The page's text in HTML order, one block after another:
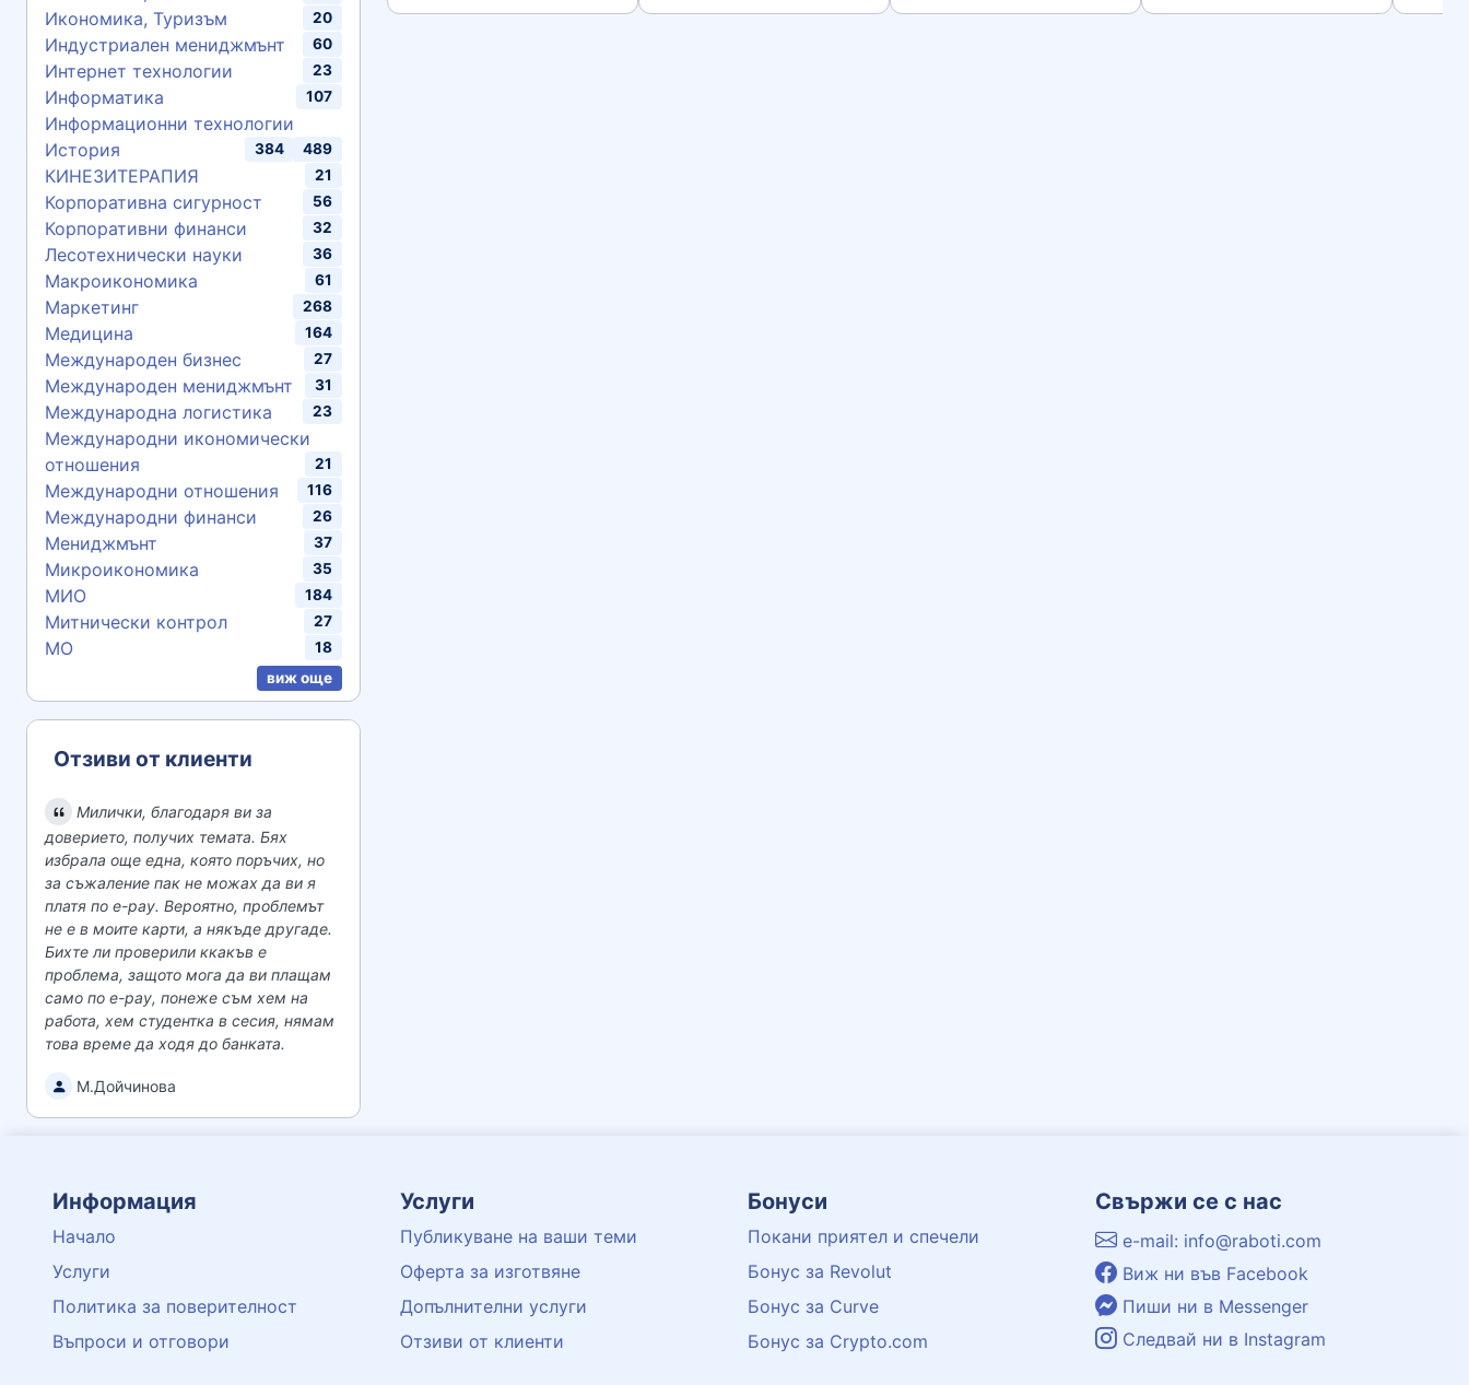
Икономика, Туризъм 20
Индустриален мениджмънт 60
Интернет технологии 23
Информатика 107
Информационни технологии
489
История 384
КИНЕЗИТЕРАПИЯ 21
Корпоративна сигурност 56
Корпоративни финанси 32
Лесотехнически науки 36
Макроикономика 61
Маркетинг 268
Медицина 164
Международен бизнес 27
Международен мениджмънт 31
Международна логистика 23
Международни икономически
отношения
21
Международни отношения 116
Международни финанси 26
Мениджмънт 37
Микроикономика 35
МИО 184
Митнически контрол 27
МО
18
виж още
Отзиви от клиенти
Милички, благодаря ви за
доверието, получих темата. Бях
избрала още една, която поръчих, но
за съжаление пак не можах да ви я
платя по e-pay. Вероятно, проблемът
не е в моите карти, а някъде другаде.
Бихте ли проверили ккакъв е
проблема, защото мога да ви плащам
само по e-pay, понеже съм хем на
работа, хем студентка в сесия, нямам
това време да ходя до банката.
М.Дойчинова
Информация
Начало
Услуги
Политика за поверителност
Въпроси и отговори
Услуги
Публикуване на ваши теми
Оферта за изготвяне
Допълнителни услуги
Отзиви от клиенти
Бонуси
Покани приятел и спечели
Бонус за Revolut
Бонус за Curve
Бонус за Crypto.com
Свържи се с нас
e-mail: info@raboti.com
Виж ни във Facebook
Пиши ни в Messenger
Следвай ни в Instagram